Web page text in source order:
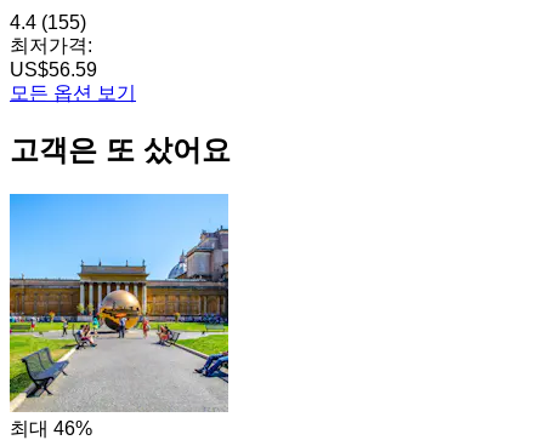
4.4 (155)
최저가격:
US$56.59
모든 옵션 보기
고객은 또 샀어요
최대 46%